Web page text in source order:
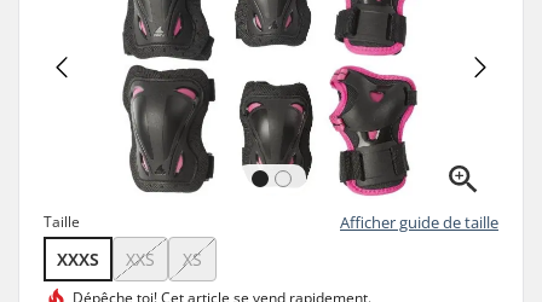
Taille Afficher guide de taille
XXXS XXS XS
Dépêche toi! Cet article se vend rapidement.